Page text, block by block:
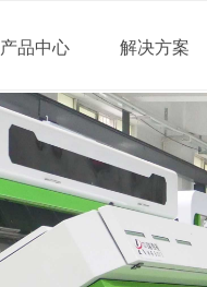
产品中心 解决方案